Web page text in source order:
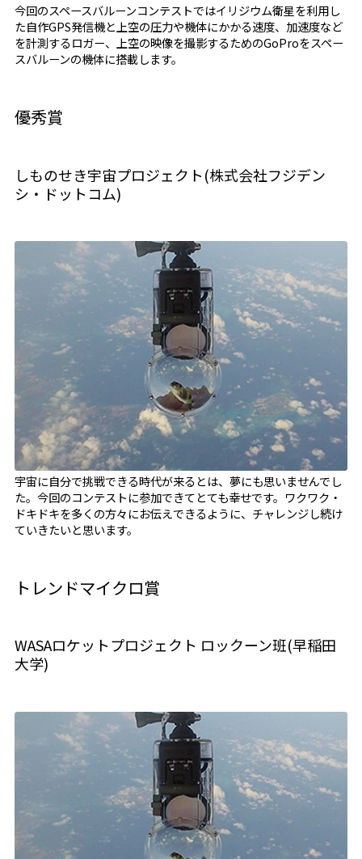
今回のスペースバルーンコンテストではイリジウム衛星を利用し
た自作GPS発信機と上空の圧力や機体にかかる速度、加速度など
を計測するロガー、上空の映像を撮影するためのGoProをスペー
スバルーンの機体に搭載します。
優秀賞
しものせき宇宙プロジェクト(株式会社フジデン
シ・ドットコム)
宇宙に自分で挑戦できる時代が来るとは、夢にも思いませんでし
た。今回のコンテストに参加できてとても幸せです。ワクワク・
ドキドキを多くの方々にお伝えできるように、チャレンジし続け
ていきたいと思います。
トレンドマイクロ賞
WASAロケットプロジェクト ロックーン班(早稲田
大学)